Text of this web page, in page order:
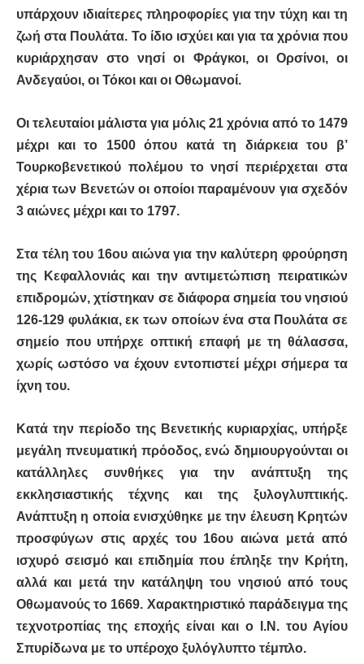
υπάρχουν ιδιαίτερες πληροφορίες για την τύχη και τη
ζωή στα Πουλάτα. Το ίδιο ισχύει και για τα χρόνια που
κυριάρχησαν στο νησί οι Φράγκοι, οι Ορσίνοι, οι
Ανδεγαύοι, οι Τόκοι και οι Οθωμανοί.
Οι τελευταίοι μάλιστα για μόλις 21 χρόνια από το 1479
μέχρι και το 1500 όπου κατά τη διάρκεια του β’
Τουρκοβενετικού πολέμου το νησί περιέρχεται στα
χέρια των Βενετών οι οποίοι παραμένουν για σχεδόν
3 αιώνες μέχρι και το 1797.
Στα τέλη του 16ου αιώνα για την καλύτερη φρούρηση
της Κεφαλλονιάς και την αντιμετώπιση πειρατικών
επιδρομών, χτίστηκαν σε διάφορα σημεία του νησιού
126-129 φυλάκια, εκ των οποίων ένα στα Πουλάτα σε
σημείο που υπήρχε οπτική επαφή με τη θάλασσα,
χωρίς ωστόσο να έχουν εντοπιστεί μέχρι σήμερα τα
ίχνη του.
Κατά την περίοδο της Βενετικής κυριαρχίας, υπήρξε
μεγάλη πνευματική πρόοδος, ενώ δημιουργούνται οι
κατάλληλες συνθήκες για την ανάπτυξη της
εκκλησιαστικής τέχνης και της ξυλογλυπτικής.
Ανάπτυξη η οποία ενισχύθηκε με την έλευση Κρητών
προσφύγων στις αρχές του 16ου αιώνα μετά από
ισχυρό σεισμό και επιδημία που έπληξε την Κρήτη,
αλλά και μετά την κατάληψη του νησιού από τους
Οθωμανούς το 1669. Χαρακτηριστικό παράδειγμα της
τεχνοτροπίας της εποχής είναι και ο Ι.Ν. του Αγίου
Σπυρίδωνα με το υπέροχο ξυλόγλυπτο τέμπλο.